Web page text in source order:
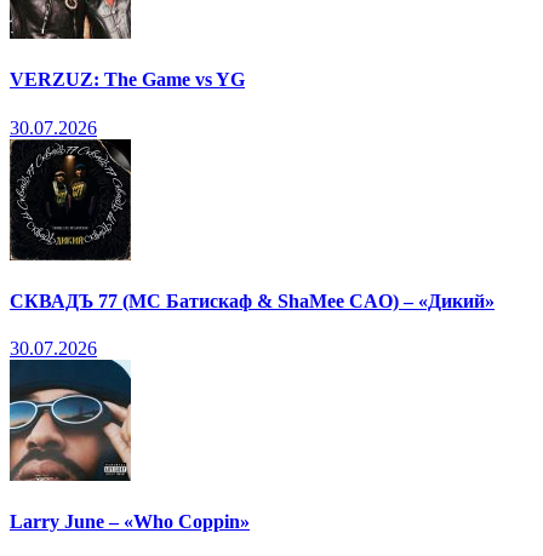
VERZUZ: The Game vs YG
30.07.2026
СКВАДЪ 77 (МС Батискаф & ShaMee CAO) – «Дикий»
30.07.2026
Larry June – «Who Coppin»